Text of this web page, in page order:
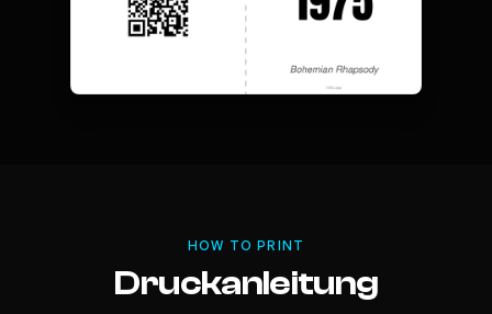
HOW TO PRINT
Druckanleitung